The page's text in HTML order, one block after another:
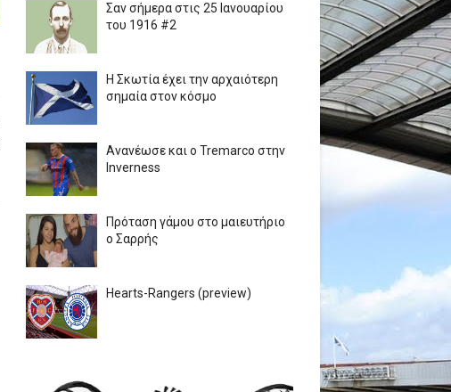
Σαν σήμερα στις 25 Ιανουαρίου
του 1916 #2
Η Σκωτία έχει την αρχαιότερη
σημαία στον κόσμο
Ανανέωσε και ο Tremarco στην
Inverness
Πρόταση γάμου στο μαιευτήριο
ο Σαρρής
Hearts-Rangers (preview)